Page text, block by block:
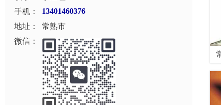
手机：
13401460376
地址：
常熟市
微信：